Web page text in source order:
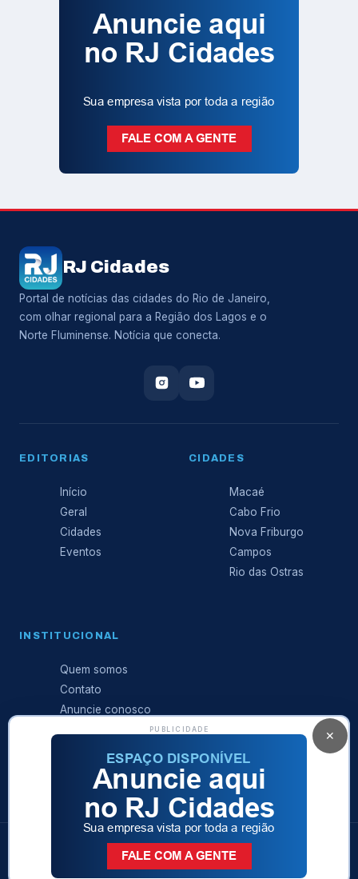
RJ Cidades
Portal de notícias das cidades do Rio de Janeiro,
com olhar regional para a Região dos Lagos e o
Norte Fluminense. Notícia que conecta.
EDITORIAS
Início
Geral
Cidades
Eventos
CIDADES
Macaé
Cabo Frio
Nova Friburgo
Campos
Rio das Ostras
INSTITUCIONAL
Quem somos
Contato
Anuncie conosco
privacidade
reservados
Rio das Ostras · Região dos Lagos · Norte Fluminense — RJ
✕
PUBLICIDADE